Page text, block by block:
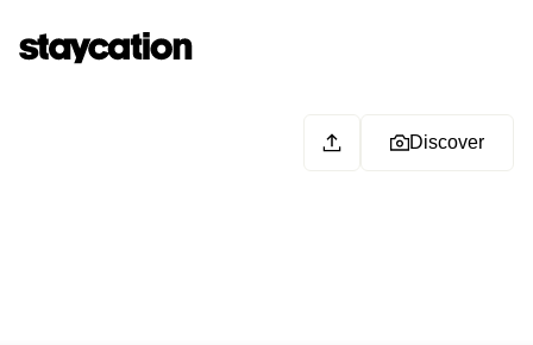
Discover